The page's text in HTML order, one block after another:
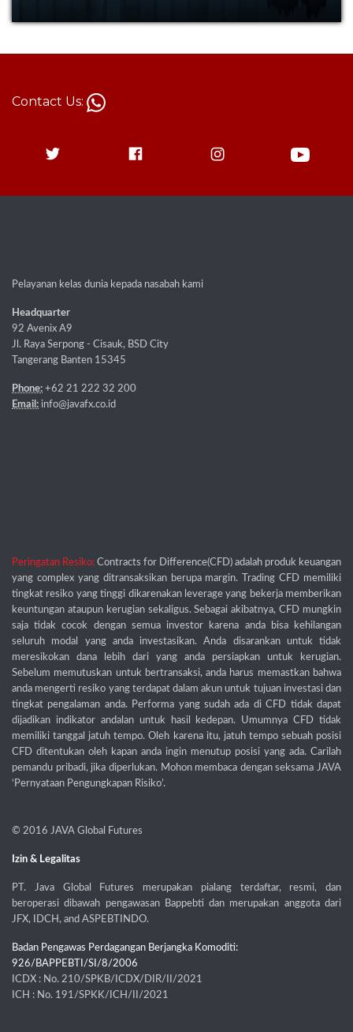
Contact Us:
Pelayanan kelas dunia kepada nasabah kami
Headquarter
92 Avenix A9
Jl. Raya Serpong - Cisauk, BSD City
Tangerang Banten 15345
Phone: +62 21 222 32 200
Email: info@javafx.co.id
Peringatan Resiko: Contracts for Difference(CFD) adalah produk keuangan
yang complex yang ditransaksikan berupa margin. Trading CFD memiliki
tingkat resiko yang tinggi dikarenakan leverage yang bekerja memberikan
keuntungan ataupun kerugian sekaligus. Sebagai akibatnya, CFD mungkin
saja tidak cocok dengan semua investor karena anda bisa kehilangan
seluruh modal yang anda investasikan. Anda disarankan untuk tidak
meresikokan dana lebih dari yang anda persiapkan untuk kerugian.
Sebelum memutuskan untuk bertransaksi, anda harus memastkan bahwa
anda mengerti resiko yang terdapat dalam akun untuk tujuan investasi dan
tingkat pengalaman anda. Performa yang sudah ada di CFD tidak dapat
dijadikan indikator andalan untuk hasil kedepan. Umumnya CFD tidak
memiliki tanggal jatuh tempo. Oleh karena itu, jatuh tempo sebuah posisi
CFD ditentukan oleh kapan anda ingin menutup posisi yang ada. Carilah
pemandu pribadi, jika diperlukan. Mohon membaca dengan seksama JAVA
‘Pernyataan Pengungkapan Risiko’.
© 2016 JAVA Global Futures
Izin & Legalitas
PT. Java Global Futures merupakan pialang terdaftar, resmi, dan
beroperasi dibawah pengawasan Bappebti dan merupakan anggota dari
JFX, IDCH, and ASPEBTINDO.
Badan Pengawas Perdagangan Berjangka Komoditi:
926/BAPPEBTI/SI/8/2006
ICDX : No. 210/SPKB/ICDX/DIR/II/2021
ICH : No. 191/SPKK/ICH/II/2021